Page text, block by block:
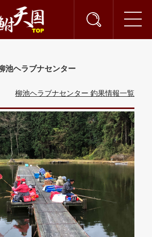
池ヘラブナセンター
柳池ヘラブナセンター 釣果情報一覧